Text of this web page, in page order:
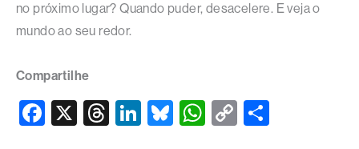
no próximo lugar? Quando puder, desacelere. E veja o
mundo ao seu redor.
Compartilhe
F
X
T
Li
Bl
W
C